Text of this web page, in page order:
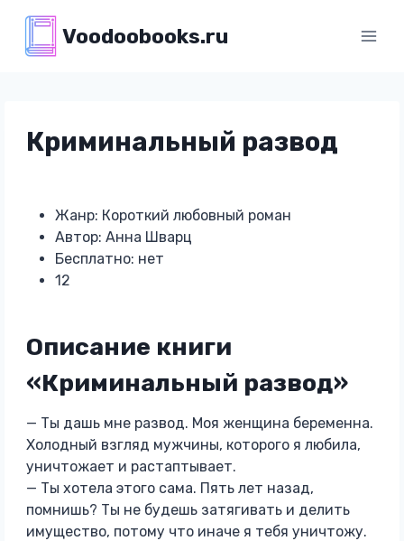
содержимому
Voodoobooks.ru
Криминальный развод
Жанр: Короткий любовный роман
Автор: Анна Шварц
Бесплатно: нет
12
Описание книги
«Криминальный развод»
— Ты дашь мне развод. Моя женщина беременна.
Холодный взгляд мужчины, которого я любила,
уничтожает и растаптывает.
— Ты хотела этого сама. Пять лет назад,
помнишь? Ты не будешь затягивать и делить
имущество, потому что иначе я тебя уничтожу.